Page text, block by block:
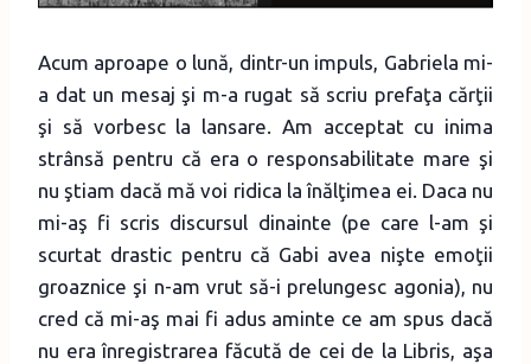
Acum aproape o lună, dintr-un impuls, Gabriela mi-
a dat un mesaj şi m-a rugat să scriu prefaţa cărţii
şi să vorbesc la lansare. Am acceptat cu inima
strânsă pentru că era o responsabilitate mare şi
nu ştiam dacă mă voi ridica la înălţimea ei. Daca nu
mi-aş fi scris discursul dinainte (pe care l-am şi
scurtat drastic pentru că Gabi avea nişte emoţii
groaznice şi n-am vrut să-i prelungesc agonia), nu
cred că mi-aş mai fi adus aminte ce am spus dacă
nu era înregistrarea făcută de cei de la Libris, aşa